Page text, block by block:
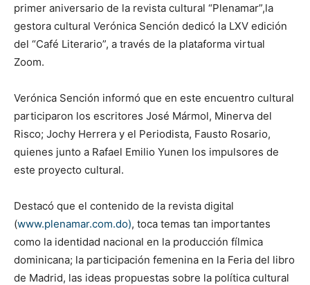
primer aniversario de la revista cultural “Plenamar”,la
gestora cultural Verónica Sención dedicó la LXV edición
del “Café Literario”, a través de la plataforma virtual
Zoom.
Verónica Sención informó que en este encuentro cultural
participaron los escritores José Mármol, Minerva del
Risco; Jochy Herrera y el Periodista, Fausto Rosario,
quienes junto a Rafael Emilio Yunen los impulsores de
este proyecto cultural.
Destacó que el contenido de la revista digital
(www.plenamar.com.do), toca temas tan importantes
como la identidad nacional en la producción fílmica
dominicana; la participación femenina en la Feria del libro
de Madrid, las ideas propuestas sobre la política cultural